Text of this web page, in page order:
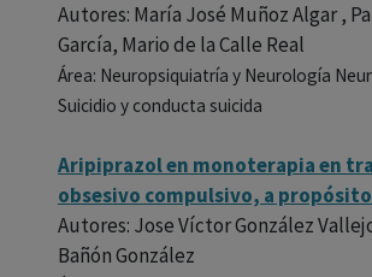
Autores: María José Muñoz Algar ,
García, Mario de la Calle Real
Área: Neuropsiquiatría y Neurología
Suicidio y conducta suicida
Aripiprazol en monoterapia en
obsesivo compulsivo, a propósito
Autores: Jose Víctor González
Bañón González